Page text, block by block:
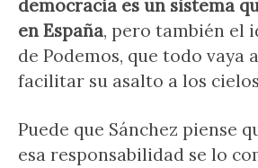
democracia es un sistema
en España, pero también el
de Podemos, que todo vaya
facilitar su asalto a los
Puede que Sánchez piense
esa responsabilidad se lo